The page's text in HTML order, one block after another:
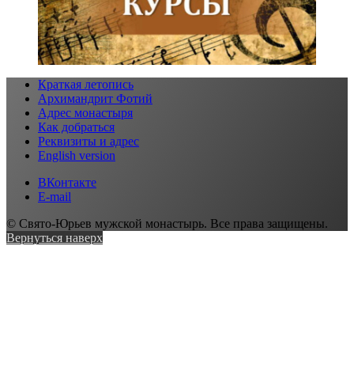
Краткая летопись
Архимандрит Фотий
Адрес монастыря
Как добраться
Реквизиты и адрес
English version
ВКонтакте
E-mail
© Свято-Юрьев мужской монастырь. Все права защищены.
Вернуться наверх